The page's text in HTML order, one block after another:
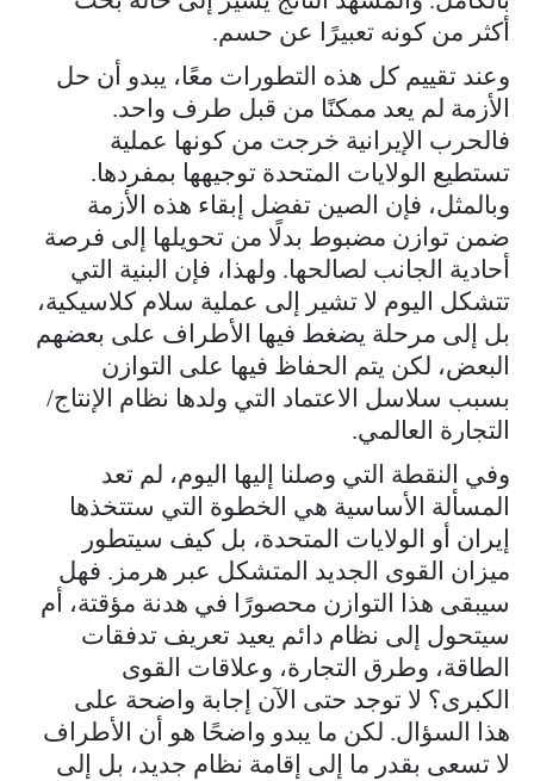
أكثر من كونه تعبيرًا عن حسم.
وعند تقييم كل هذه التطورات معًا، يبدو أن حل
الأزمة لم يعد ممكنًا من قبل طرف واحد.
فالحرب الإيرانية خرجت من كونها عملية
تستطيع الولايات المتحدة توجيهها بمفردها.
وبالمثل، فإن الصين تفضل إبقاء هذه الأزمة
ضمن توازن مضبوط بدلًا من تحويلها إلى فرصة
أحادية الجانب لصالحها. ولهذا، فإن البنية التي
تتشكل اليوم لا تشير إلى عملية سلام كلاسيكية،
بل إلى مرحلة يضغط فيها الأطراف على بعضهم
البعض، لكن يتم الحفاظ فيها على التوازن
بسبب سلاسل الاعتماد التي ولدها نظام الإنتاج/
التجارة العالمي.
وفي النقطة التي وصلنا إليها اليوم، لم تعد
المسألة الأساسية هي الخطوة التي ستتخذها
إيران أو الولايات المتحدة، بل كيف سيتطور
ميزان القوى الجديد المتشكل عبر هرمز. فهل
سيبقى هذا التوازن محصورًا في هدنة مؤقتة، أم
سيتحول إلى نظام دائم يعيد تعريف تدفقات
الطاقة، وطرق التجارة، وعلاقات القوى
الكبرى؟ لا توجد حتى الآن إجابة واضحة على
هذا السؤال. لكن ما يبدو واضحًا هو أن الأطراف
لا تسعى بقدر ما إلى إقامة نظام جديد، بل إلى